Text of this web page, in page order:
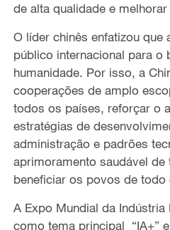
de alta qualidade e
O líder chinês enfatizou que
público internacional para o
humanidade. Por isso, a
cooperações de amplo
todos os países, reforçar o
estratégias de
administração e padrões
aprimoramento saudável
beneficiar os povos de todo
A Expo Mundial da Indústria
como tema principal “IA+”